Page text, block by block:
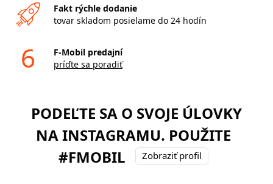
Fakt rýchle dodanie
tovar skladom posielame do 24 hodín
6
F-Mobil predajní
príďte sa poradiť
PODEĽTE SA O SVOJE ÚLOVKY
NA INSTAGRAMU. POUŽITE
#FMOBIL
Zobraziť profil